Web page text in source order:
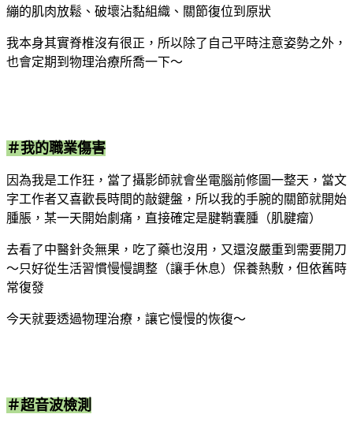
繃的肌肉放鬆、破壞沾黏組織、關節復位到原狀
我本身其實脊椎沒有很正，所以除了自己平時注意姿勢之外，
也會定期到物理治療所喬一下～
＃我的職業傷害
因為我是工作狂，當了攝影師就會坐電腦前修圖一整天，當文
字工作者又喜歡長時間的敲鍵盤，所以我的手腕的關節就開始
腫脹，某一天開始劇痛，直接確定是腱鞘囊腫（肌腱瘤）
去看了中醫針灸無果，吃了藥也沒用，又還沒嚴重到需要開刀
～只好從生活習慣慢慢調整（讓手休息）保養熱敷，但依舊時
常復發
今天就要透過物理治療，讓它慢慢的恢復～
＃超音波檢測